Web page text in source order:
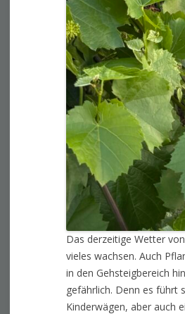
Das derzeitige Wetter
vieles wachsen. Auch
in den Gehsteigbereich
gefährlich. Denn es führt
Kinderwägen, aber auch